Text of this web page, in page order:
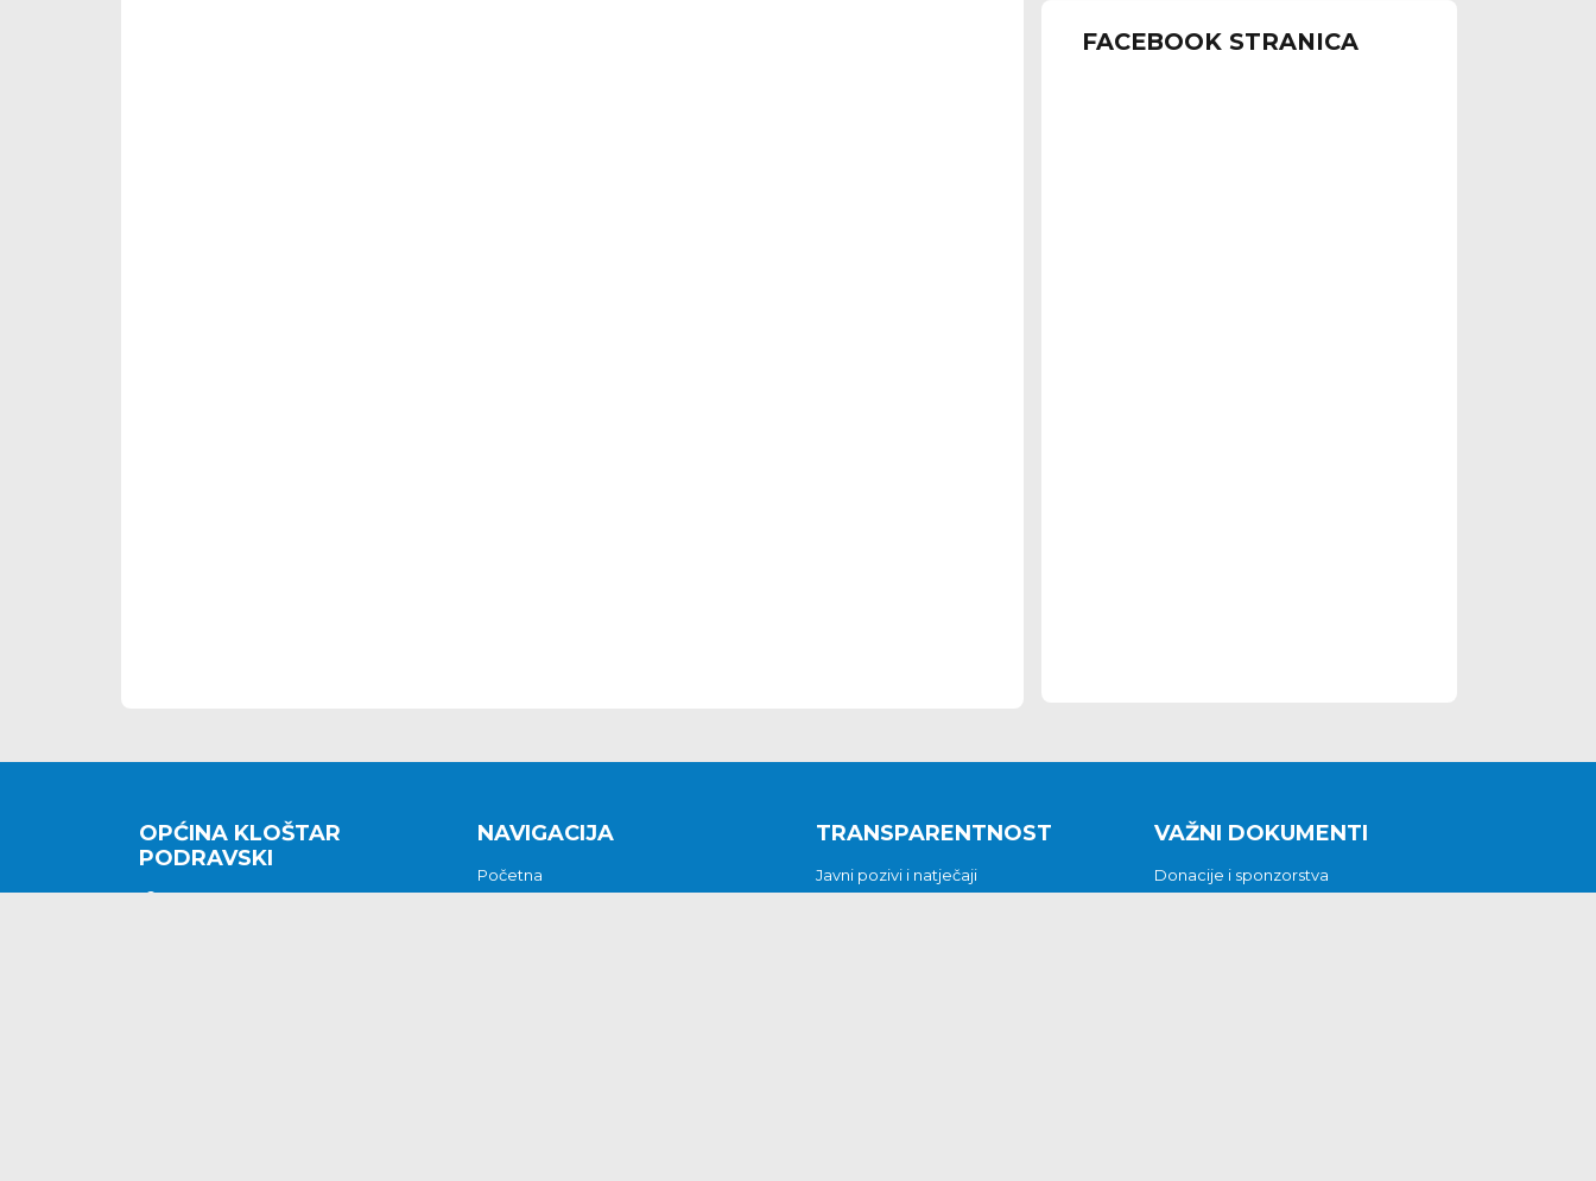
FACEBOOK STRANICA
OPĆINA KLOŠTAR
PODRAVSKI
NAVIGACIJA
Početna
TRANSPARENTNOST
Javni pozivi i natječaji
VAŽNI DOKUMENTI
Donacije i sponzorstva